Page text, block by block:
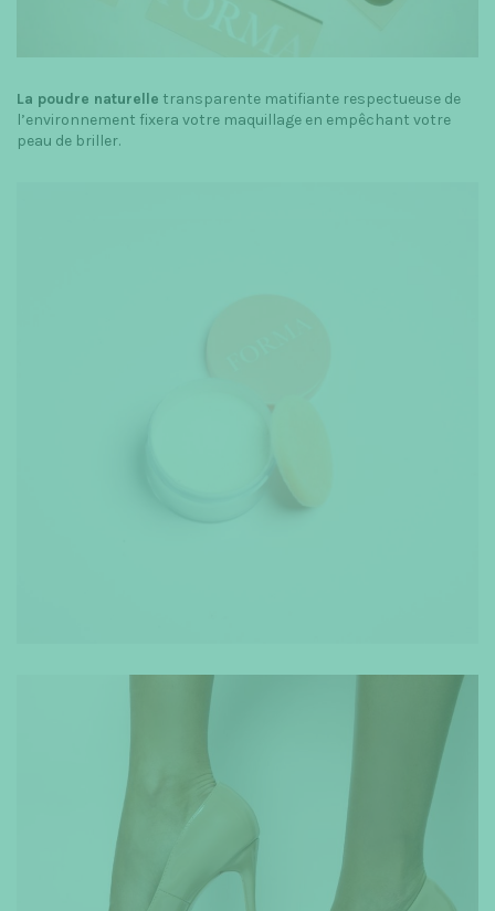
La poudre naturelle transparente matifiante respectueuse de
l’environnement fixera votre maquillage en empêchant votre
peau de briller.